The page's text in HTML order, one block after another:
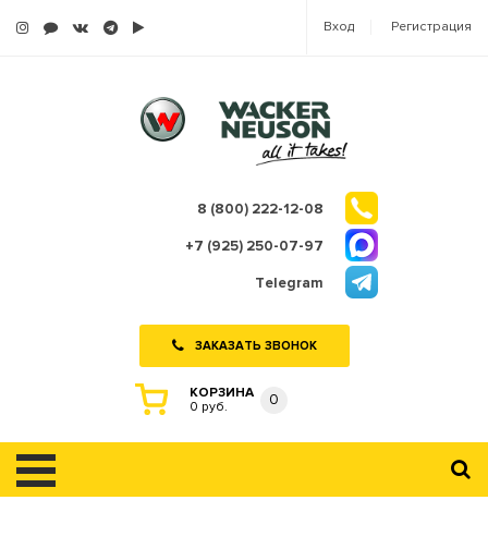
Вход Регистрация
8 (800) 222-12-08
+7 (925) 250-07-97
Telegram
ЗАКАЗАТЬ ЗВОНОК
КОРЗИНА
0 руб.
0